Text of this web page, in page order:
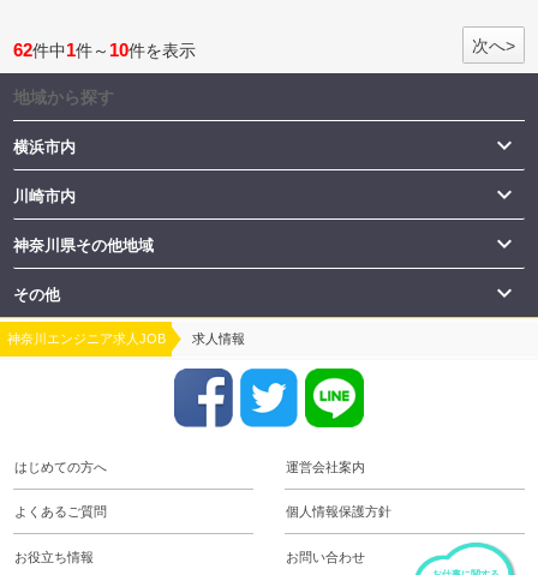
62件中1件～ 10件を表示 次へ>
地域から探す
横浜市内 
川崎市内 
神奈川県その他地域 
その他 
神奈川エンジニア求人JOB 求人情報
はじめての方へ 運営会社案内
よくあるご質問 個人情報保護方針
お役立ち情報 お問い合わせ